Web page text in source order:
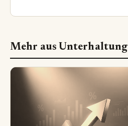
Mehr aus Unterhaltung